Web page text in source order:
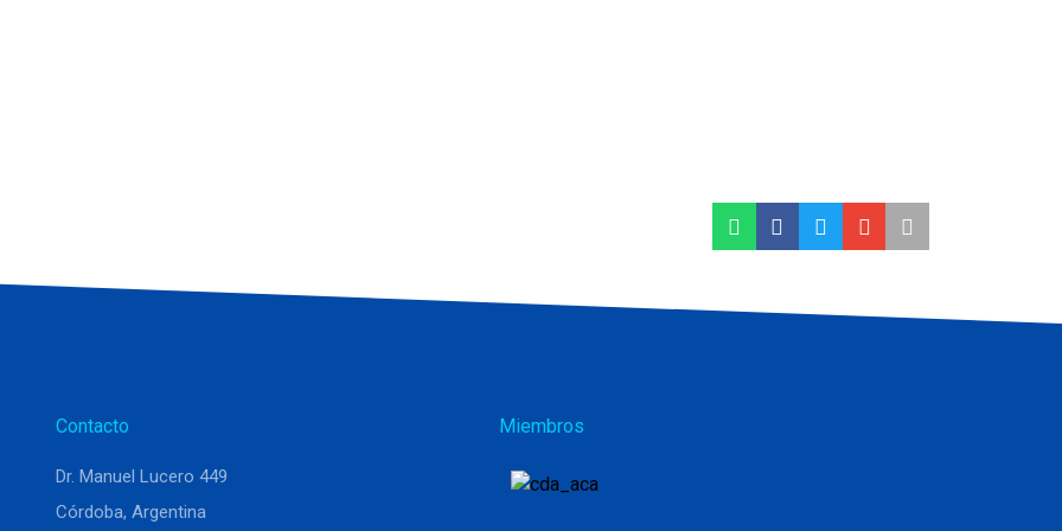
Contacto
Dr. Manuel Lucero 449
Córdoba, Argentina
Miembros